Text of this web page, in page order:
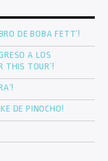
DE BOBA FETT’!
A LOS
THIS TOUR’!
DE PINOCHO!